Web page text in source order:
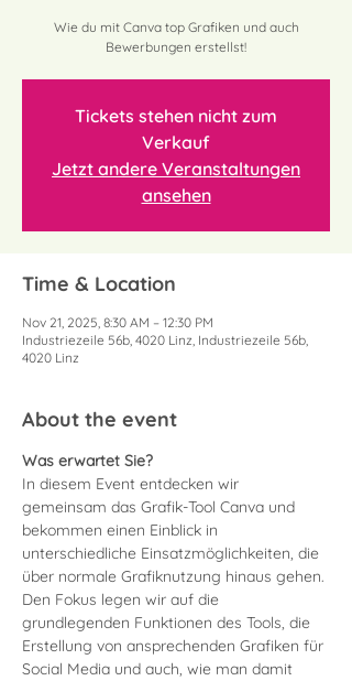
Wie du mit Canva top Grafiken und auch
Bewerbungen erstellst!
Tickets stehen nicht zum
Verkauf
Jetzt andere Veranstaltungen
ansehen
Time & Location
Nov 21, 2025, 8:30 AM – 12:30 PM
Industriezeile 56b, 4020 Linz, Industriezeile 56b,
4020 Linz
About the event
Was erwartet Sie?
In diesem Event entdecken wir
gemeinsam das Grafik-Tool Canva und
bekommen einen Einblick in
unterschiedliche Einsatzmöglichkeiten, die
über normale Grafiknutzung hinaus gehen.
Den Fokus legen wir auf die
grundlegenden Funktionen des Tools, die
Erstellung von ansprechenden Grafiken für
Social Media und auch, wie man damit